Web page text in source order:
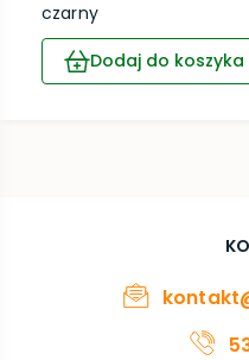
czarny
Dodaj do koszyka